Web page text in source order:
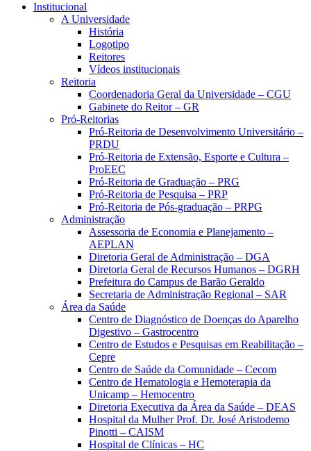
Institucional
A Universidade
História
Logotipo
Reitores
Vídeos institucionais
Reitoria
Coordenadoria Geral da Universidade – CGU
Gabinete do Reitor – GR
Pró-Reitorias
Pró-Reitoria de Desenvolvimento Universitário –
PRDU
Pró-Reitoria de Extensão, Esporte e Cultura –
ProEEC
Pró-Reitoria de Graduação – PRG
Pró-Reitoria de Pesquisa – PRP
Pró-Reitoria de Pós-graduação – PRPG
Administração
Assessoria de Economia e Planejamento –
AEPLAN
Diretoria Geral de Administração – DGA
Diretoria Geral de Recursos Humanos – DGRH
Prefeitura do Campus de Barão Geraldo
Secretaria de Administração Regional – SAR
Área da Saúde
Centro de Diagnóstico de Doenças do Aparelho
Digestivo – Gastrocentro
Centro de Estudos e Pesquisas em Reabilitação –
Cepre
Centro de Saúde da Comunidade – Cecom
Centro de Hematologia e Hemoterapia da
Unicamp – Hemocentro
Diretoria Executiva da Área da Saúde – DEAS
Hospital da Mulher Prof. Dr. José Aristodemo
Pinotti – CAISM
Hospital de Clínicas – HC